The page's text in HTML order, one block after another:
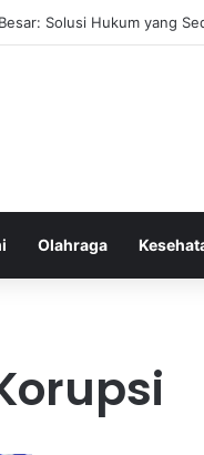
yang Mudah
Olahraga